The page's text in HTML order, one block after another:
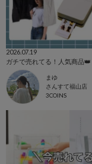
2026.07.19
ガチで売れてる！人気商品👑
まゆ
さんすて福山店
3COINS